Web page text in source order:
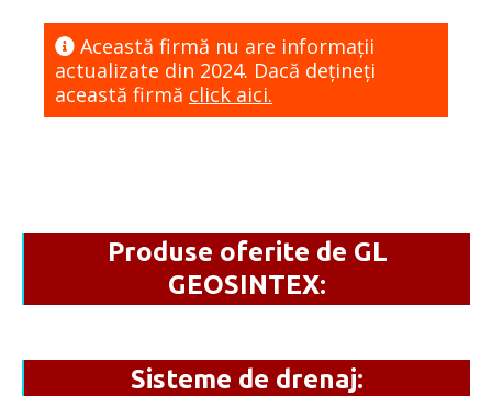
Această firmă nu are informaţii
actualizate din 2024. Dacă dețineți
această firmă click aici.
Produse oferite de GL
GEOSINTEX:
Sisteme de drenaj: